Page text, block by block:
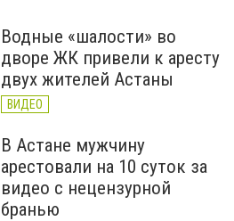
Водные «шалости» во
дворе ЖК привели к аресту
двух жителей Астаны
ВИДЕО
В Астане мужчину
арестовали на 10 суток за
видео с нецензурной
бранью